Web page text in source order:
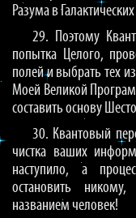
Разума в
29. Поэтому
попытка Целого,
полей и выбрать тех
Моей Великой
составить основу
30. Квантовый
чистка ваших
наступило, а
остановить
названием человек!